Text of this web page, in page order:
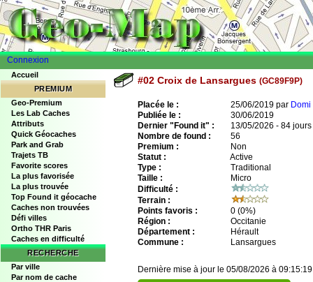
Connexion
Accueil
PREMIUM
Geo-Premium
Les Lab Caches
Attributs
Quick Géocaches
Park and Grab
Trajets TB
Favorite scores
La plus favorisée
La plus trouvée
Top Found it géocache
Caches non trouvées
Défi villes
Ortho THR Paris
Caches en difficulté
RECHERCHE
Par ville
Par nom de cache
#02 Croix de Lansargues (GC89F9P)
Placée le : 25/06/2019 par Domi
Publiée le :
30/06/2019
Dernier "Found it" :
13/05/2026 - 84 jours
Nombre de found :
56
Premium :
Non
Statut :
Active
Type :
Traditional
Taille :
Micro
Difficulté :
Terrain :
Points favoris :
0 (0%)
Région :
Occitanie
Département :
Hérault
Commune :
Lansargues
Dernière mise à jour le 05/08/2026 à 09:15:19